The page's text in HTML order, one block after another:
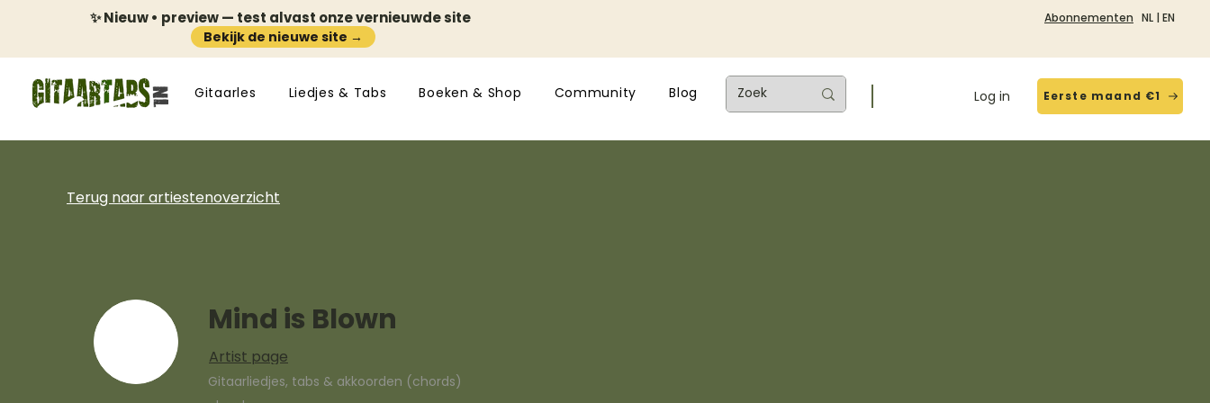
✨ Nieuw • preview — test alvast onze vernieuwde site
Bekijk de nieuwe site →
Abonnementen NL | EN
Gitaarles Liedjes & Tabs Boeken & Shop Community Blog Log in Eerste maand €1
Terug naar artiestenoverzicht
Mind is Blown
Artist page
Gitaarliedjes, tabs & akkoorden (chords)